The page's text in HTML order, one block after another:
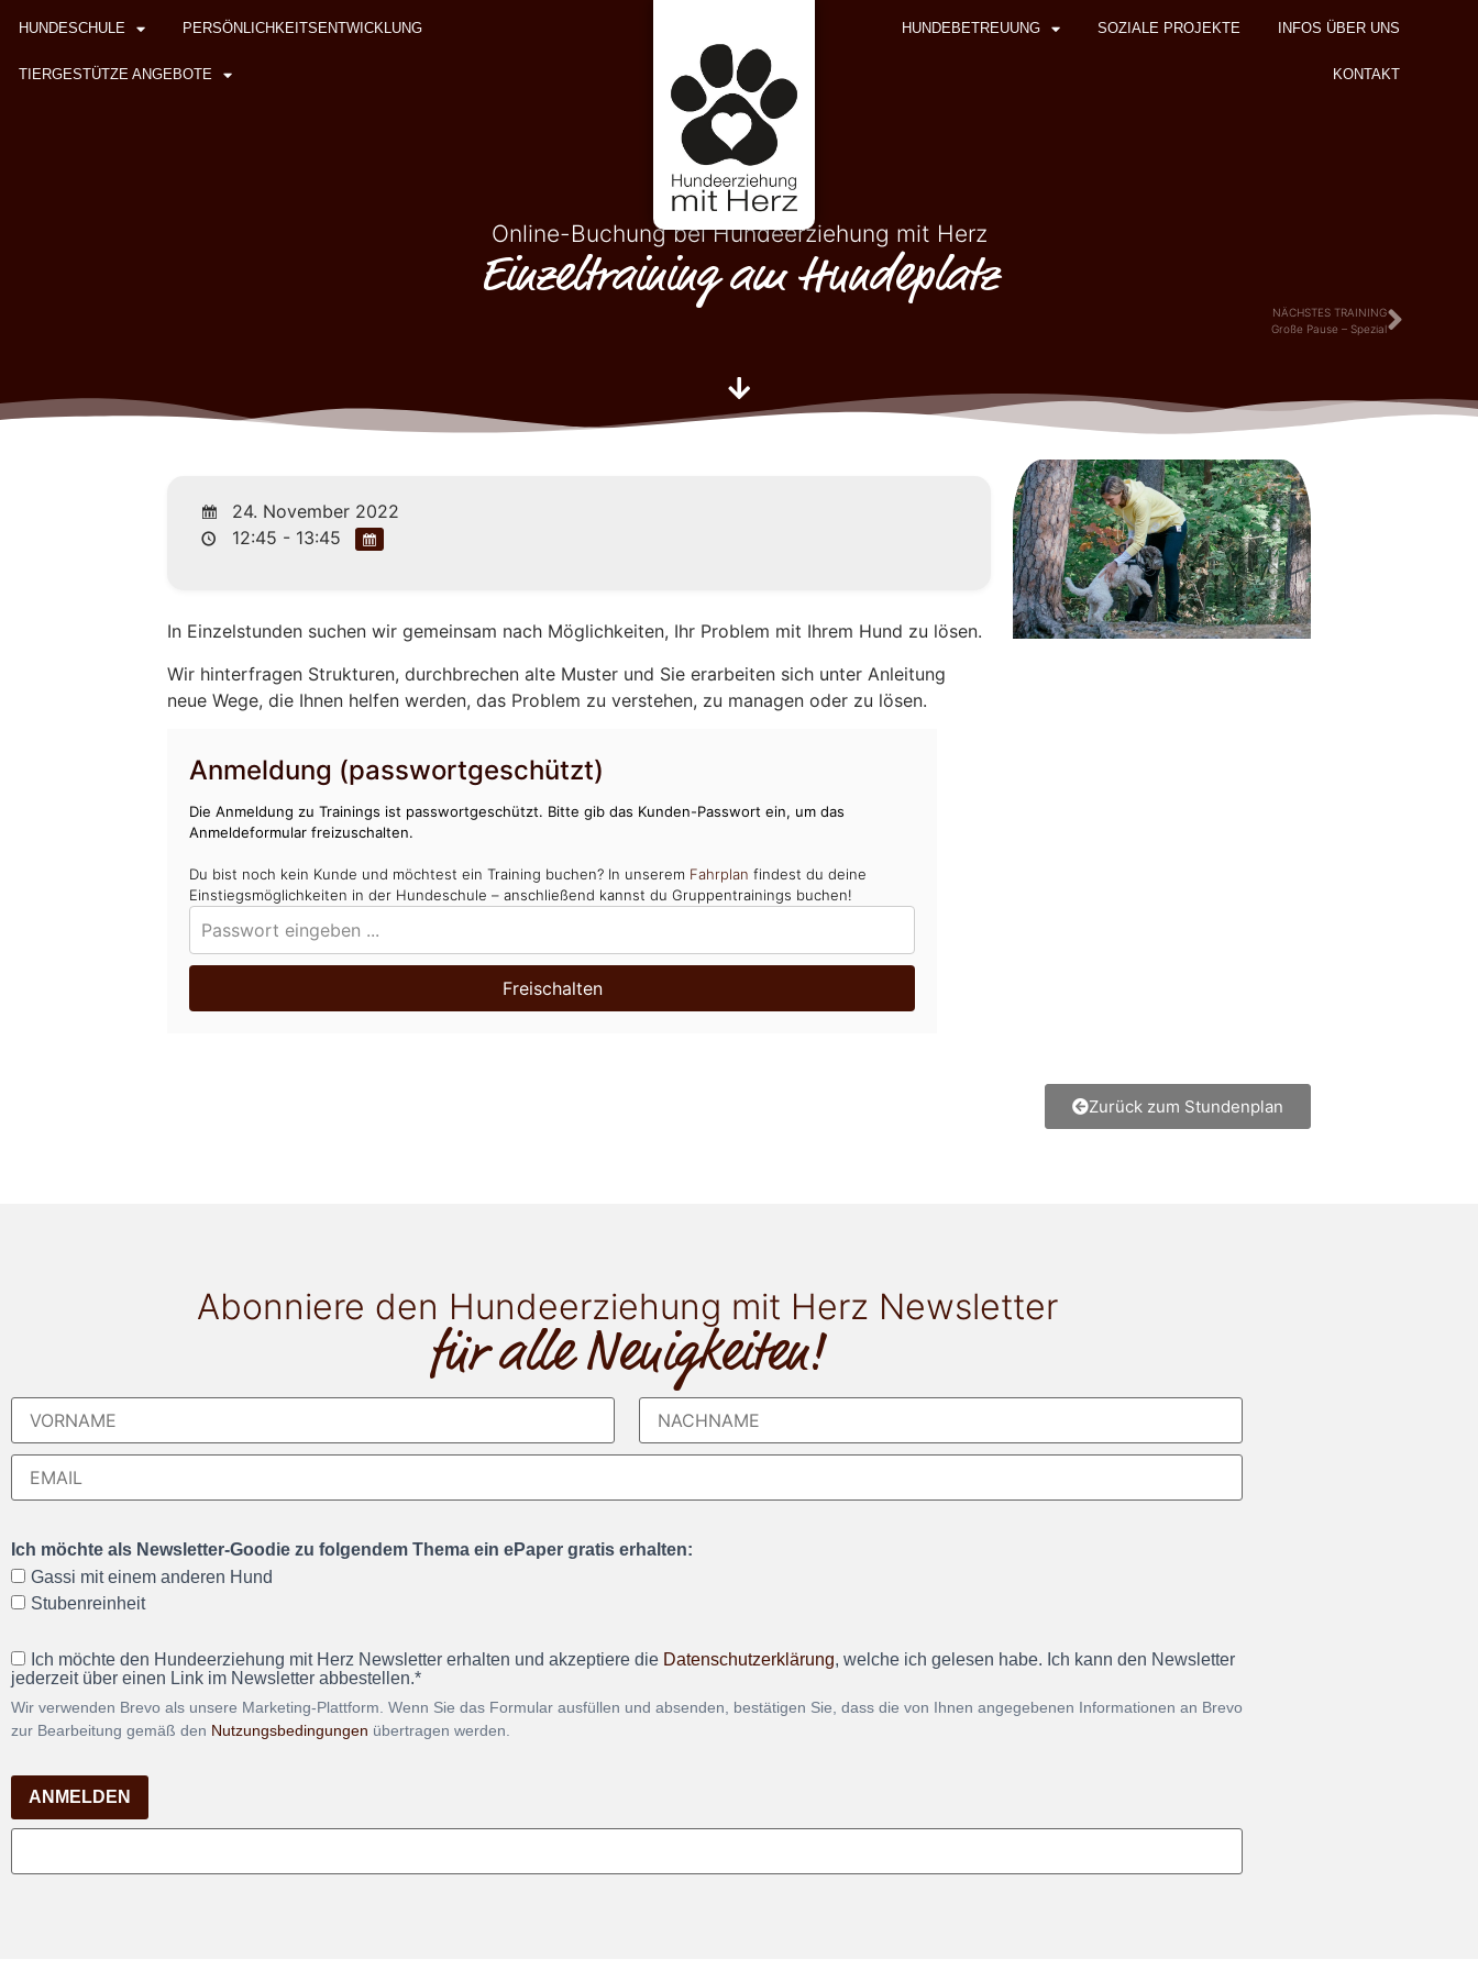
HUNDESCHULE PERSÖNLICHKEITSENTWICKLUNG
TIERGESTÜTZE ANGEBOTE
HUNDEBETREUUNG SOZIALE PROJEKTE INFOS ÜBER UNS
KONTAKT
Online-Buchung bei Hundeerziehung mit Herz
Einzeltraining am Hundeplatz
NÄCHSTES TRAINING
Große Pause – Spezial
24. November 2022
12:45 - 13:45
In Einzelstunden suchen wir gemeinsam nach Möglichkeiten, Ihr Problem mit Ihrem Hund zu lösen.
Wir hinterfragen Strukturen, durchbrechen alte Muster und Sie erarbeiten sich unter Anleitung
neue Wege, die Ihnen helfen werden, das Problem zu verstehen, zu managen oder zu lösen.
Anmeldung (passwortgeschützt)
Die Anmeldung zu Trainings ist passwortgeschützt. Bitte gib das Kunden-Passwort ein, um das
Anmeldeformular freizuschalten.
Du bist noch kein Kunde und möchtest ein Training buchen? In unserem Fahrplan findest du deine
Einstiegsmöglichkeiten in der Hundeschule – anschließend kannst du Gruppentrainings buchen!
Freischalten
Zurück zum Stundenplan
Abonniere den Hundeerziehung mit Herz Newsletter
für alle Neuigkeiten!
Ich möchte als Newsletter-Goodie zu folgendem Thema ein ePaper gratis erhalten:
Gassi mit einem anderen Hund
Stubenreinheit
Ich möchte den Hundeerziehung mit Herz Newsletter erhalten und akzeptiere die Datenschutzerklärung, welche ich gelesen habe. Ich kann den Newsletter
jederzeit über einen Link im Newsletter abbestellen.*
Wir verwenden Brevo als unsere Marketing-Plattform. Wenn Sie das Formular ausfüllen und absenden, bestätigen Sie, dass die von Ihnen angegebenen Informationen an Brevo
zur Bearbeitung gemäß den Nutzungsbedingungen übertragen werden.
ANMELDEN